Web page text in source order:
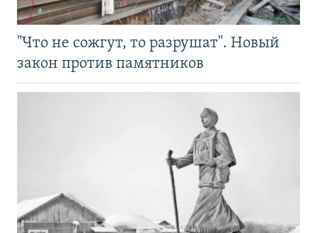
"Что не сожгут, то разрушат". Новый
закон против памятников